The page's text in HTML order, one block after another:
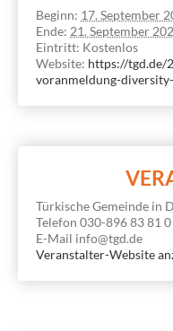
Beginn: 17. September
Ende: 21. September
Eintritt: Kostenlos
Website: https://tgd.de/
voranmeldung-
Türki­sche Gemeinde in
Telefon 030-896 83 81 0
E-Mail info@tgd.de
Veranstalter-Website